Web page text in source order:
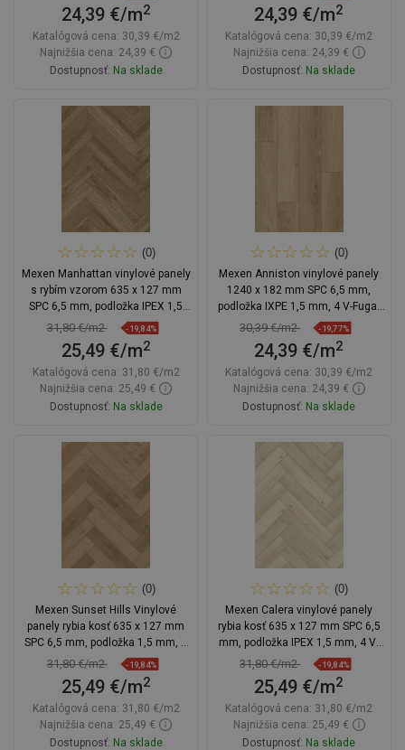
24,39 €/m2
Katalógová cena: 30,39 €/m2
Najnižšia cena: 24,39 €
Dostupnosť: Na sklade
Do košíka
Obľúbené
24,39 €/m2
Katalógová cena: 30,39 €/m2
Najnižšia cena: 24,39 €
Dostupnosť: Na sklade
Do košíka
(0)
Mexen Manhattan vinylové panely
s rybím vzorom 635 x 127 mm
SPC 6,5 mm, podložka IPEX 1,5
mm, 4 V-drážka, dub
31,80 €/m2 -19,84%
25,49 €/m2
Katalógová cena: 31,80 €/m2
Najnižšia cena: 25,49 €
Dostupnosť: Na sklade
Do košíka
(0)
Mexen Anniston vinylové panely
1240 x 182 mm SPC 6,5 mm,
podložka IXPE 1,5 mm, 4 V-Fuga,
Dub - F1038-1240-182-505-4V1-01
30,39 €/m2 -19,77%
24,39 €/m2
Katalógová cena: 30,39 €/m2
Najnižšia cena: 24,39 €
Dostupnosť: Na sklade
Do košíka
(0)
Mexen Sunset Hills Vinylové
panely rybia kosť 635 x 127 mm
SPC 6,5 mm, podložka 1,5 mm, 4
V-drážka, Dub
31,80 €/m2 -19,84%
25,49 €/m2
Katalógová cena: 31,80 €/m2
Najnižšia cena: 25,49 €
Dostupnosť: Na sklade
(0)
Mexen Calera vinylové panely
rybia kosť 635 x 127 mm SPC 6,5
mm, podložka IPEX 1,5 mm, 4 V-
Fuga, Dub
31,80 €/m2 -19,84%
25,49 €/m2
Katalógová cena: 31,80 €/m2
Najnižšia cena: 25,49 €
Dostupnosť: Na sklade